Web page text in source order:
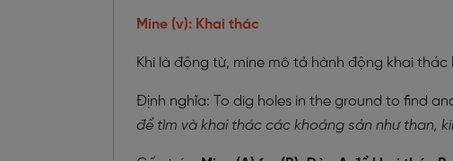
Mine (v): Khai thác
Khi là động từ, mine mô tả hành động khai
Định nghĩa: To dig holes in the ground to find
để tìm và khai thác các khoáng sản như than,